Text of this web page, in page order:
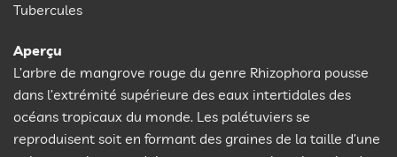
Tubercules
Aperçu
L’arbre de mangrove rouge du genre Rhizophora pousse
dans l’extrémité supérieure des eaux intertidales des
océans tropicaux du monde. Les palétuviers se
reproduisent soit en formant des graines de la taille d’une